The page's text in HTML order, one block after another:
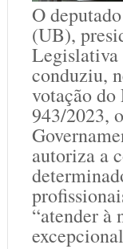
O
(UB),
Legislativa
conduziu,
votação
943/2023,
autoriza a
“atender à